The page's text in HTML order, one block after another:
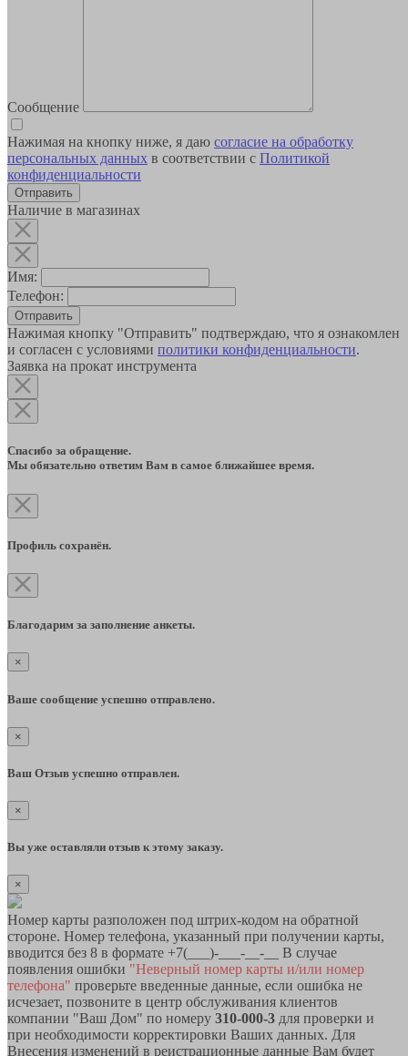
Сообщение
Нажимая на кнопку ниже, я даю согласие на обработку
персональных данных в соответствии с Политикой
конфиденциальности
Наличие в магазинах
Имя:
Телефон:
Отправить
Нажимая кнопку "Отправить" подтверждаю, что я ознакомлен
и согласен с условиями политики конфиденциальности.
Заявка на прокат инструмента
Спасибо за обращение.
Мы обязательно ответим Вам в самое ближайшее время.
Профиль сохранён.
Благодарим за заполнение анкеты.
×
Ваше сообщение успешно отправлено.
×
Ваш Отзыв успешно отправлен.
×
Вы уже оставляли отзыв к этому заказу.
×
Номер карты разположен под штрих-кодом на обратной
стороне. Номер телефона, указанный при получении карты,
вводится без 8 в формате +7(___)-___-__-__ В случае
появления ошибки "Неверный номер карты и/или номер
телефона" проверьте введенные данные, если ошибка не
исчезает, позвоните в центр обслуживания клиентов
компании "Ваш Дом" по номеру 310-000-3 для проверки и
при необходимости корректировки Ваших данных. Для
Внесения изменений в реистрационные данные Вам будет